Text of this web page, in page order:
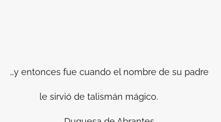
…y entonces fue cuando el nombre de su padre
le sirvió de talismán mágico.